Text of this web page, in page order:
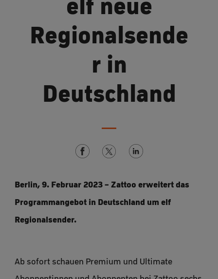
elf neue
Regionalsende
r in
Deutschland
Berlin, 9. Februar 2023 – Zattoo erweitert das
Programmangebot in Deutschland um elf
Regionalsender.
Ab sofort schauen Premium und Ultimate